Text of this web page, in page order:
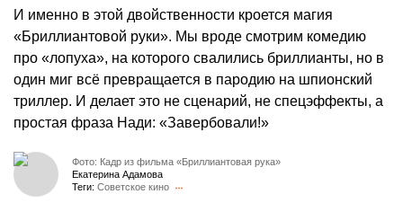
И именно в этой двойственности кроется магия
«Бриллиантовой руки». Мы вроде смотрим комедию
про «лопуха», на которого свалились бриллианты, но в
один миг всё превращается в пародию на шпионский
триллер. И делает это не сценарий, не спецэффекты, а
простая фраза Нади: «Завербовали!»
Фото: Кадр из фильма «Бриллиантовая рука»
Екатерина Адамова
Теги: Советское кино